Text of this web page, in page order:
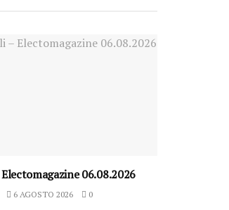
06.08.2026
6 AGOSTO 2026 0